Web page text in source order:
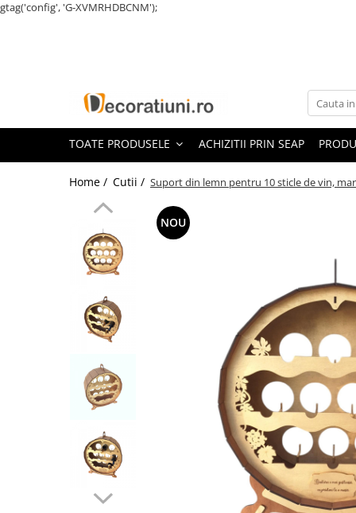
gtag('config', 'G-XVMRHDBCNM');
Decoratiuni nunta
Numere de masa nunta
Cutii dar nunta
Cutii pentru stick usb nunta
Cutii pentru poze si stick usb nunta
Cutii verighete
Marturii nunta
Panouri si rame decor nunta
Decoratiuni botez
Numere de masa botez
Guestbook botez
Cutii pentru poze si stick usb botez
Candy bar botez
Decoratiuni botez diverse
TOATE PRODUSELE ACHIZITII PRIN SEAP
Home / Cutii / Suport din lemn pentru 10 sticle de vin,
NOU